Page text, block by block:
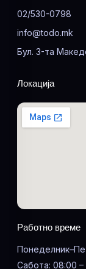
02/530-0798
info@todo.mk
Бул. 3-та
Локација
Работно време
Сабота: 08:00 –